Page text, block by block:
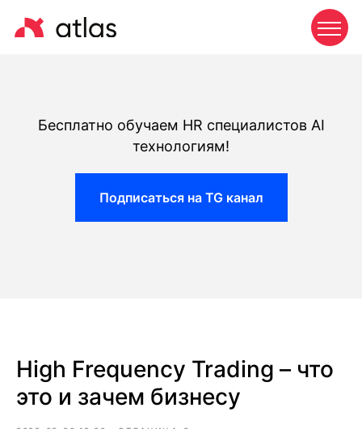
Бесплатно обучаем HR специалистов AI
технологиям!
Подписаться на TG канал
High Frequency Trading – что
это и зачем бизнесу